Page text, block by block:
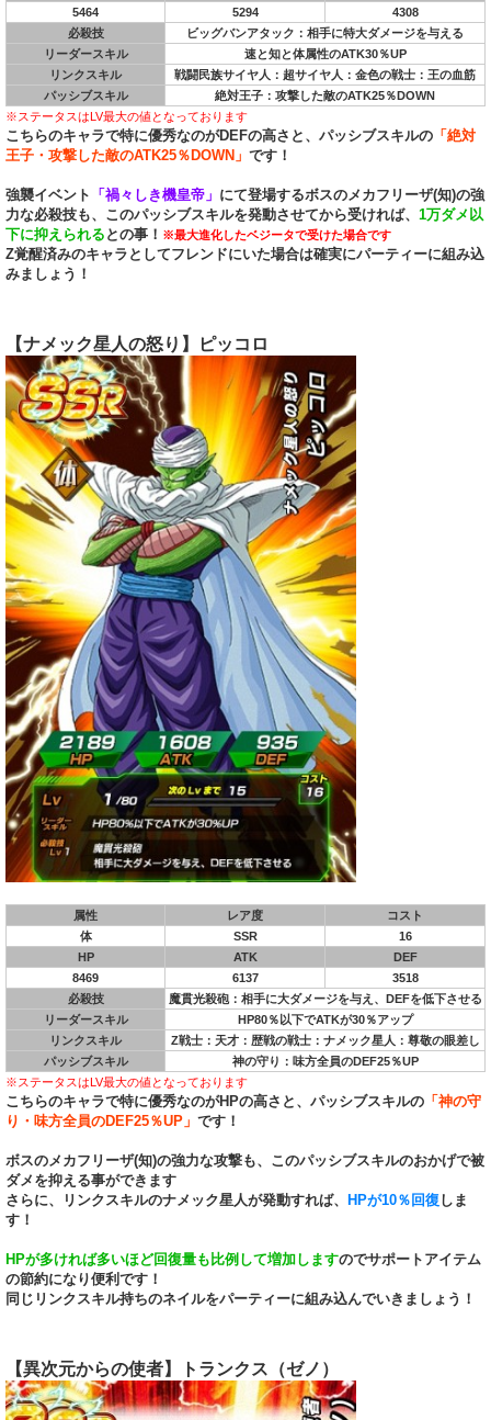
5464
5294
4308
必殺技
ビッグバンアタック：相手に特大ダメージを与える
リーダースキル
速と知と体属性のATK30％UP
リンクスキル
戦闘民族サイヤ人：超サイヤ人：金色の戦士：王の血筋
パッシブスキル
絶対王子：攻撃した敵のATK25％DOWN
※ステータスはLV最大の値となっております
こちらのキャラで特に優秀なのがDEFの高さと、パッシブスキルの 「絶対
王子・攻撃した敵のATK25％DOWN」 です！
強襲イベント 「禍々しき機皇帝」 にて登場するボスのメカフリーザ(知)の強
力な必殺技も、このパッシブスキルを発動させてから受ければ、 1万ダメ以
下に抑えられる との事！ ※最大進化したベジータで受けた場合です
Z覚醒済みのキャラとしてフレンドにいた場合は確実にパーティーに組み込
みましょう！
【ナメック星人の怒り】ピッコロ
属性 レア度
コスト
体
SSR
16
HP
ATK
DEF
8469
6137
3518
必殺技
魔貫光殺砲：相手に大ダメージを与え、DEFを低下させる
リーダースキル
HP80％以下でATKが30％アップ
リンクスキル
Z戦士：天才：歴戦の戦士：ナメック星人：尊敬の眼差し
パッシブスキル
神の守り：味方全員のDEF25％UP
※ステータスはLV最大の値となっております
こちらのキャラで特に優秀なのがHPの高さと、パッシブスキルの 「神の守
り・味方全員のDEF25％UP」 です！
ボスのメカフリーザ(知)の強力な攻撃も、このパッシブスキルのおかげで被
ダメを抑える事ができます
さらに、リンクスキルのナメック星人が発動すれば、
HPが10％回復しま
す！
HPが多ければ多いほど回復量も比例して増加しますのでサポートアイテム
の節約になり便利です！
同じリンクスキル持ちのネイルをパーティーに組み込んでいきましょう！
【異次元からの使者】トランクス（ゼノ）